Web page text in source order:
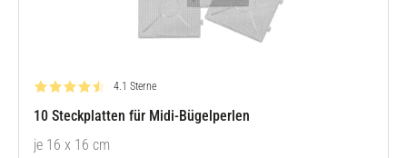
Bewertung: 4.1 von 5
4.1 Sterne
10 Steckplatten für Midi-Bügelperlen
je 16 x 16 cm